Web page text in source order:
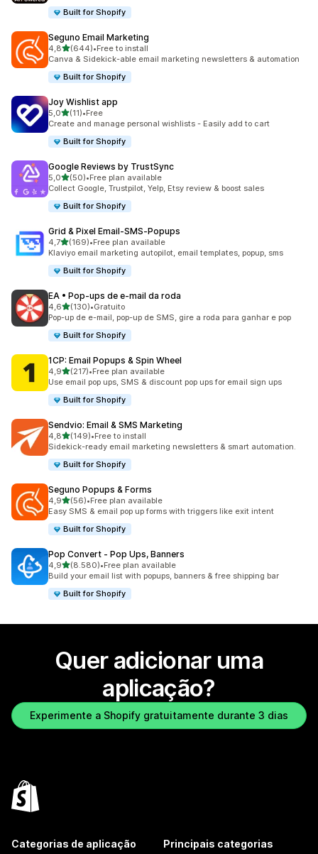
Built for Shopify
Seguno Email Marketing
4,8de 5 estrelas
(644)
644 total de avaliações
•Free to install
Canva & Sidekick-able email marketing newsletters & automation
Built for Shopify
Joy Wishlist app
5,0de 5 estrelas
(11)
11 total de avaliações
•Free
Create and manage personal wishlists - Easily add to cart
Built for Shopify
Google Reviews by TrustSync
5,0de 5 estrelas
(50)
50 total de avaliações
•Free plan available
Collect Google, Trustpilot, Yelp, Etsy review & boost sales
Built for Shopify
Grid & Pixel Email‑SMS‑Popups
4,7de 5 estrelas
(169)
169 total de avaliações
•Free plan available
Klaviyo email marketing autopilot, email templates, popup, sms
Built for Shopify
EA • Pop‑ups de e‑mail da roda
4,6de 5 estrelas
(130)
130 total de avaliações
•Gratuito
Pop-up de e-mail, pop-up de SMS, gire a roda para ganhar e pop
Built for Shopify
1CP: Email Popups & Spin Wheel
4,9de 5 estrelas
(217)
217 total de avaliações
•Free plan available
Use email pop ups, SMS & discount pop ups for email sign ups
Built for Shopify
Sendvio: Email & SMS Marketing
4,8de 5 estrelas
(149)
149 total de avaliações
•Free to install
Sidekick-ready email marketing newsletters & smart automation.
Built for Shopify
Seguno Popups & Forms
4,9de 5 estrelas
(56)
56 total de avaliações
•Free plan available
Easy SMS & email pop up forms with triggers like exit intent
Built for Shopify
Pop Convert ‑ Pop Ups, Banners
4,9de 5 estrelas
(8.580)
8580 total de avaliações
•Free plan available
Build your email list with popups, banners & free shipping bar
Built for Shopify
Quer adicionar uma
aplicação?
Experimente a Shopify gratuitamente durante 3 dias
Categorias de aplicação Principais categorias